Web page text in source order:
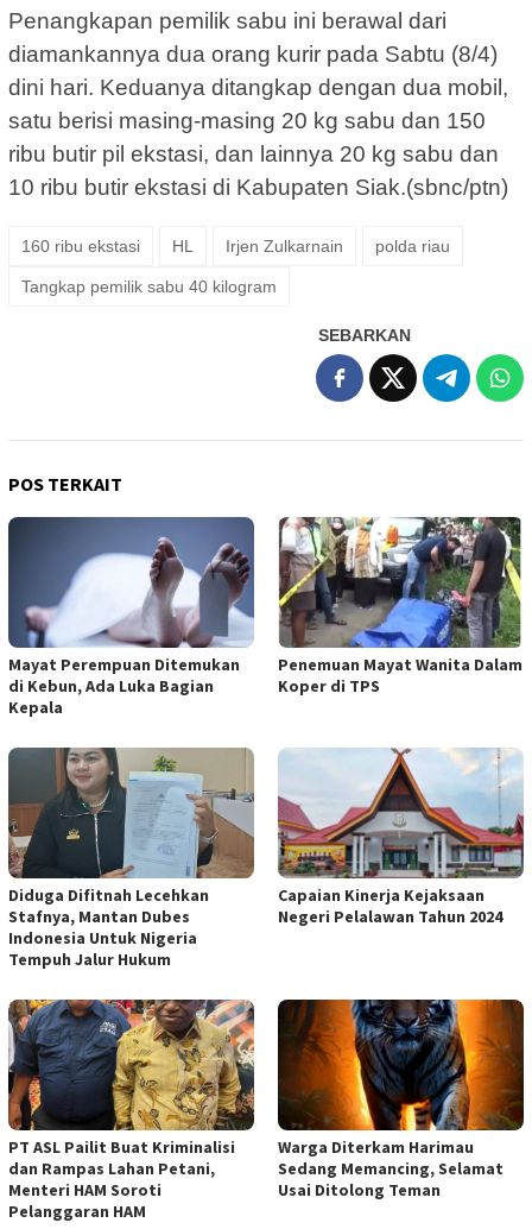
Penangkapan pemilik sabu ini berawal dari
diamankannya dua orang kurir pada Sabtu (8/4)
dini hari. Keduanya ditangkap dengan dua mobil,
satu berisi masing-masing 20 kg sabu dan 150
ribu butir pil ekstasi, dan lainnya 20 kg sabu dan
10 ribu butir ekstasi di Kabupaten Siak.(sbnc/ptn)
160 ribu ekstasi HL Irjen Zulkarnain polda riau
Tangkap pemilik sabu 40 kilogram
SEBARKAN
POS TERKAIT
Mayat Perempuan Ditemukan
di Kebun, Ada Luka Bagian
Kepala
Penemuan Mayat Wanita Dalam
Koper di TPS
Diduga Difitnah Lecehkan
Stafnya, Mantan Dubes
Indonesia Untuk Nigeria
Tempuh Jalur Hukum
Capaian Kinerja Kejaksaan
Negeri Pelalawan Tahun 2024
PT ASL Pailit Buat Kriminalisi
dan Rampas Lahan Petani,
Menteri HAM Soroti
Pelanggaran HAM
Warga Diterkam Harimau
Sedang Memancing, Selamat
Usai Ditolong Teman